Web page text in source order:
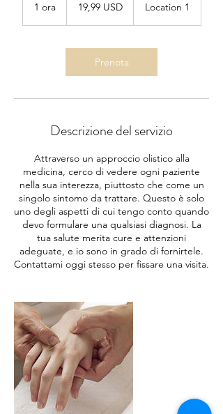
1 ora1
statunitensi
19,99 USD Location 1
Prenota
Descrizione del servizio
Attraverso un approccio olistico alla
medicina, cerco di vedere ogni paziente
nella sua interezza, piuttosto che come un
singolo sintomo da trattare. Questo è solo
uno degli aspetti di cui tengo conto quando
devo formulare una qualsiasi diagnosi. La
tua salute merita cure e attenzioni
adeguate, e io sono in grado di fornirtele.
Contattami oggi stesso per fissare una visita.